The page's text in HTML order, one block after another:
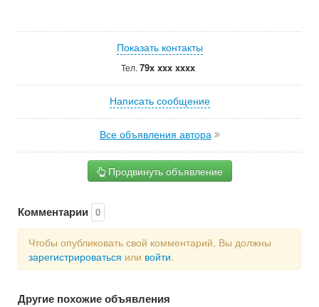
Показать контакты
Тел. 79x xxx xxxx
Написать сообщение
Все объявления автора
Продвинуть объявление
Комментарии 0
Чтобы опубликовать свой комментарий, Вы должны
зарегистрироваться или войти.
Другие похожие объявления